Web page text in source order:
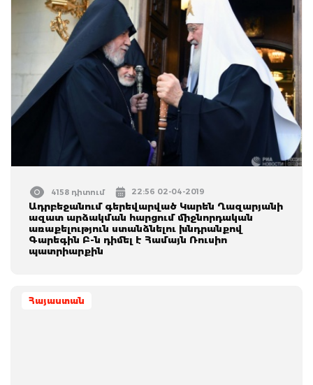
4158 դիտում 22:56 02-04-2019
Ադրբեջանում գերեվարված Կարեն Ղազարյանի
ազատ արձակման հարցում միջնորդական
առաքելություն ստանձնելու խնդրանքով
Գարեգին Բ-ն դիմել է Համայն Ռուսիո
պատրիարքին
Հայաստան